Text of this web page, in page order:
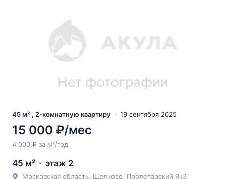
45 м² , 2-комнатную квартиру 19 сентября 2025
15 000 ₽/мес
4 000 ₽ за м²/год
45 м² этаж 2
Московская область, Щелково, Пролетарский 9к3